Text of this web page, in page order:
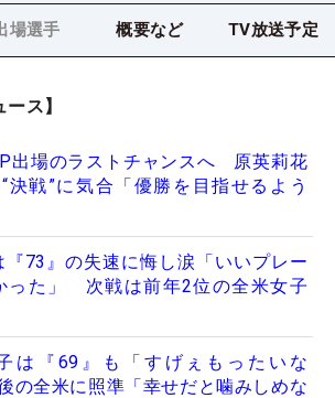
場選手 概要など TV放送予定
ス】
出場のラストチャンスへ 原英莉花
決戦”に気合「優勝を目指せるよう
『73』の失速に悔し涙「いいプレー
った」 次戦は前年2位の全米女子
は『69』も「すげぇもったいな
全米に照準「幸せだと噛みしめな